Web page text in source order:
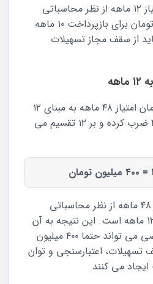
در نتیجه، ۱۵۰ میلیون امتیاز ۱۲ ماهه از نظر محاسباتی
معادل حدود ۱۸۰ میلیون تومان برای بازپرداخت ۱۰ ماهه
از سقف مجاز تسهیلات
برای تبدیل ۱۰۰ میلیون تومان امتیاز ۴۸ ماهه به مبنای ۱۲
ماهه، مبلغ امتیاز را در ۴۸ ضرب کرده و بر ۱۲ تقسیم می
بنابراین ۱۰۰ میلیون امتیاز ۴۸ ماهه از نظر محاسباتی
معادل ۴۰۰ میلیون امتیاز ۱۲ ماهه است. این نتیجه به آن
معنی نیست که هر متقاضی می تواند حتما ۴۰۰ میلیون
تسهیلات، اعتبارسنجی و توان
می کنند.